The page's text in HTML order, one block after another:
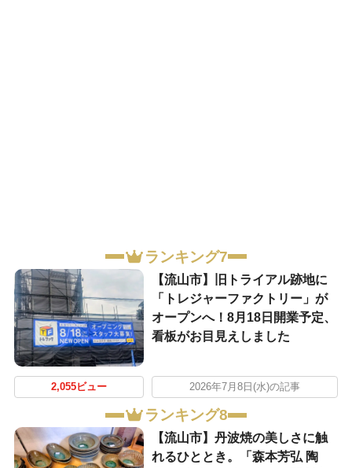
ランキング7
【流山市】旧トライアル跡地に
「トレジャーファクトリー」が
オープンへ！8月18日開業予定、
看板がお目見えしました
2,055ビュー 2026年7月8日(水)の記事
ランキング8
【流山市】丹波焼の美しさに触
れるひととき。「森本芳弘 陶